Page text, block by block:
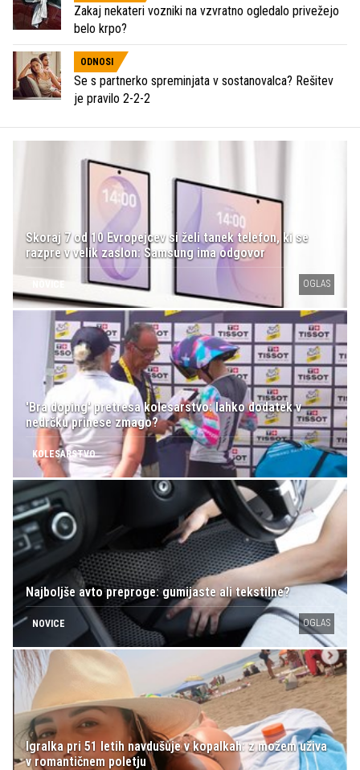
Zakaj nekateri vozniki na vzvratno ogledalo privežejo
belo krpo?
ODNOSI
Se s partnerko spreminjata v sostanovalca? Rešitev
je pravilo 2-2-2
Skoraj 7 od 10 Evropejcev si želi tanek telefon, ki se
razpre v velik zaslon: Samsung ima odgovor
NOVICE OGLAS
'Bra doping' pretresa kolesarstvo: lahko dodatek v
nedrčku prinese zmago?
KOLESARSTVO
Najboljše avto preproge: gumijaste ali tekstilne?
NOVICE OGLAS
Igralka pri 51 letih navdušuje v kopalkah: z možem uživa
v romantičnem poletju